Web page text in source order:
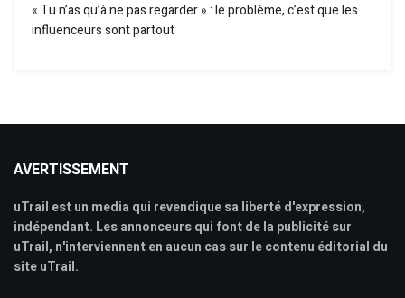
« Tu n’as qu’à ne pas regarder » : le problème, c’est que les
influenceurs sont partout
AVERTISSEMENT
uTrail est un media qui revendique sa liberté d'expression,
indépendant. Les annonceurs qui font de la publicité sur
uTrail, n'interviennent en aucun cas sur le contenu éditorial du
site uTrail.